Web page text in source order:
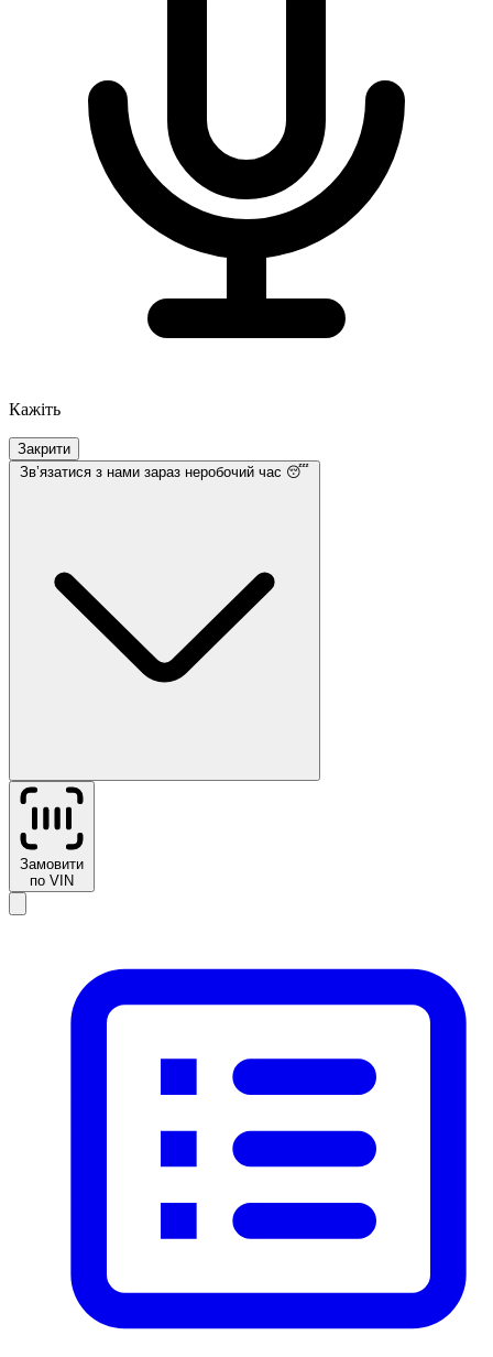
Кажіть
Закрити
Звʼязатися з нами зараз неробочий час 😴
Замовити
по VIN